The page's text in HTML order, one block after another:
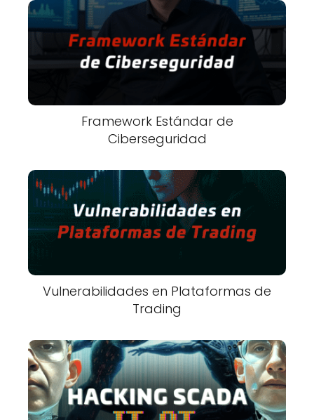
Framework Estándar de
Ciberseguridad
Vulnerabilidades en Plataformas de
Trading